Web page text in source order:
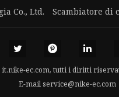
Co., Ltd.
Scambiatore di
ec.com, tutti i diritti
E-mail service@nike-ec.com